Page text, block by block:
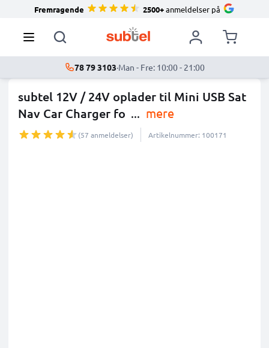
Fremragende 2500+anmeldelser på
78 79 3103·Man - Fre: 10:00 - 21:00
subtel 12V / 24V oplader til Mini USB Sat
Nav Car Charger fo ... mere
(57 anmeldelser) Artikelnummer: 100171